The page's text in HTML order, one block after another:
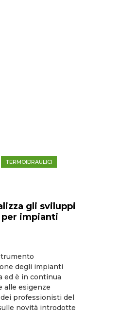
TERMOIDRAULICI
gli sviluppi
per impianti
degli impianti
ed è in continua
alle esigenze
professionisti del
novità introdotte